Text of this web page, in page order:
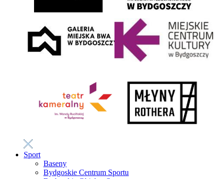
Sport
Baseny
Bydgoskie Centrum Sportu